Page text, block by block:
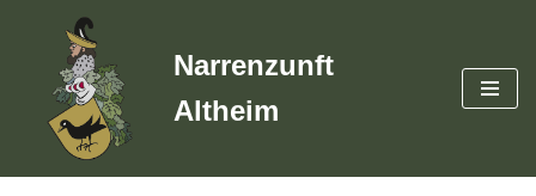
Inhalt
springen
Narrenzunft
Altheim